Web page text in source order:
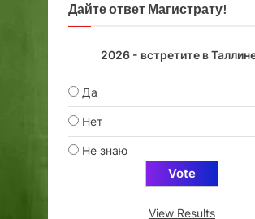
Дайте ответ Магистрату!
2026 - встретите в
Да
Нет
Не знаю
View Results